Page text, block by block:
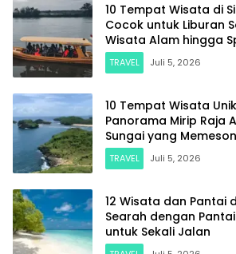
10 Tempat Wisata di
Cocok untuk Liburan
Wisata Alam hingga
TRAVEL Juli 5, 2026
10 Tempat Wisata
Panorama Mirip Raja
Sungai yang
TRAVEL Juli 5, 2026
12 Wisata dan Pantai
Searah dengan
untuk Sekali Jalan